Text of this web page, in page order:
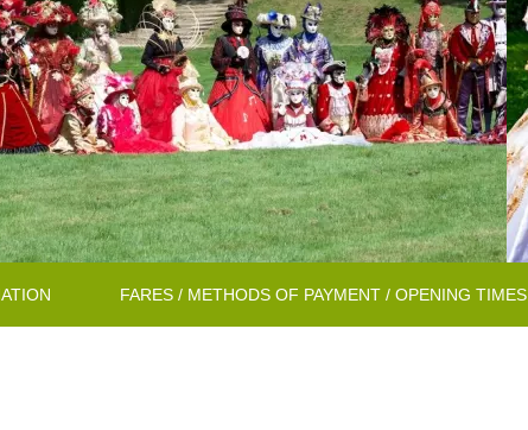
FARES / METHODS OF PAYMENT / OPENING TIMES